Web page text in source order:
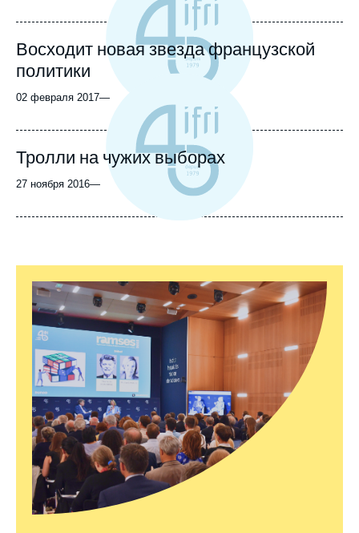
Восходит новая звезда французской
политики
02 февраля 2017—
Тролли на чужих выборах
27 ноября 2016—